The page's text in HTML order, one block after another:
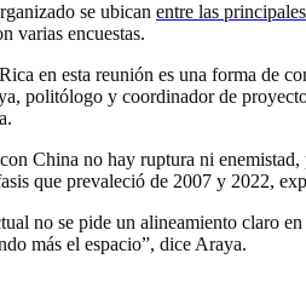
se ubican entre las
varias encuestas.
en esta reunión es una forma de
politólogo y coordinador de
China no hay ruptura ni
que prevaleció de 2007 y 2022,
no se pide un alineamiento claro
más el espacio”, dice Araya.